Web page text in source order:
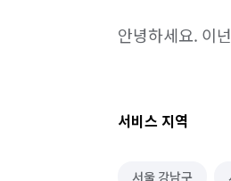
안녕하세요. 이
서비스 지역
서울 강남구